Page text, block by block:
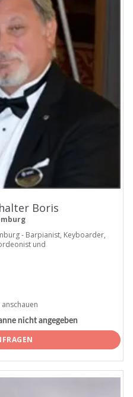
Boris
- Barpianist, Keyboarder,
und
nicht angegeben